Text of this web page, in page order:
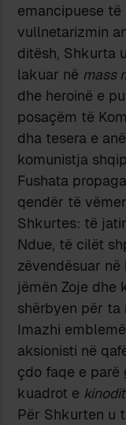
emancipuese
vullnetarizmin
ditësh, Shkurta
lakuar në mass
dhe heroinë e
posaçëm të
dha tesera e
komunistja
Fushata
qendër të
Shkurtes: të
Ndue, të cilët
zëvendësuar
jëmën Zoje dhe
shërbyen për ta
Imazhi
aksionisti në
çdo faqe e parë
kuadrot e
Për Shkurten u